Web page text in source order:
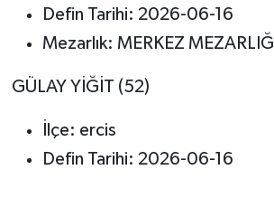
Defin Tarihi: 2026-06-16
Mezarlık: MERKEZ MEZARLIĞI
GÜLAY YİĞİT (52)
İlçe: ercis
Defin Tarihi: 2026-06-16